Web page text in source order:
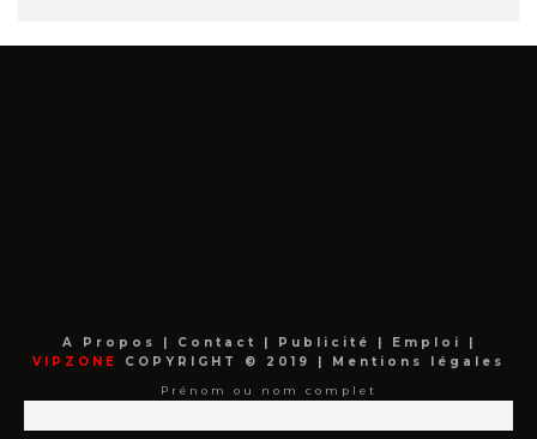
A Propos Contact Publicité Emploi
VIPZONE
COPYRIGHT © 2019 | Mentions légales
Prénom ou nom complet